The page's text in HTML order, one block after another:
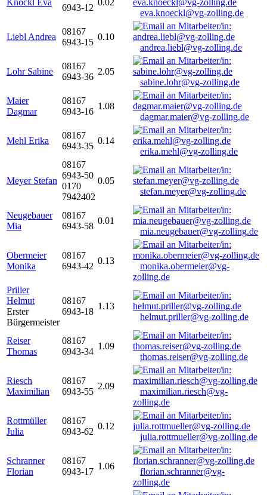
Knöckl Eva
6943-12
0.02
eva.knoeckl@vg-zolling.de
Liebl Andrea
08167
6943-15
0.10
andrea.liebl@vg-zolling.de
Lohr Sabine
08167
6943-36
2.05
sabine.lohr@vg-zolling.de
Maier
Dagmar
08167
6943-16
1.08
dagmar.maier@vg-zolling.de
Mehl Erika
08167
6943-35
0.14
erika.mehl@vg-zolling.de
Meyer Stefan
08167
6943-50
0170
7942402
0.05
stefan.meyer@vg-zolling.de
Neugebauer
Mia
08167
6943-58
0.01
mia.neugebauer@vg-zolling.de
Obermeier
Monika
08167
6943-42
0.13
monika.obermeier@vg-
zolling.de
Priller
Helmut
Erster
Bürgermeister
08167
6943-18
1.13
helmut.priller@vg-zolling.de
Reiser
Thomas
08167
6943-34
1.09
thomas.reiser@vg-zolling.de
Riesch
Maximilian
08167
6943-55
2.09
maximilian.riesch@vg-
zolling.de
Rottmüller
Julia
08167
6943-62
0.12
julia.rottmueller@vg-zolling.de
Schranner
Florian
08167
6943-17
1.06
florian.schranner@vg-
zolling.de